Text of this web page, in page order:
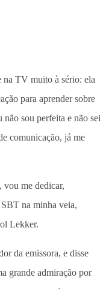
na TV muito à sério: ela
para aprender sobre
não sou perfeita e não sei
comunicação, já me
vou me dedicar,
na minha veia,
Lekker.
da emissora, e disse
grande admiração por